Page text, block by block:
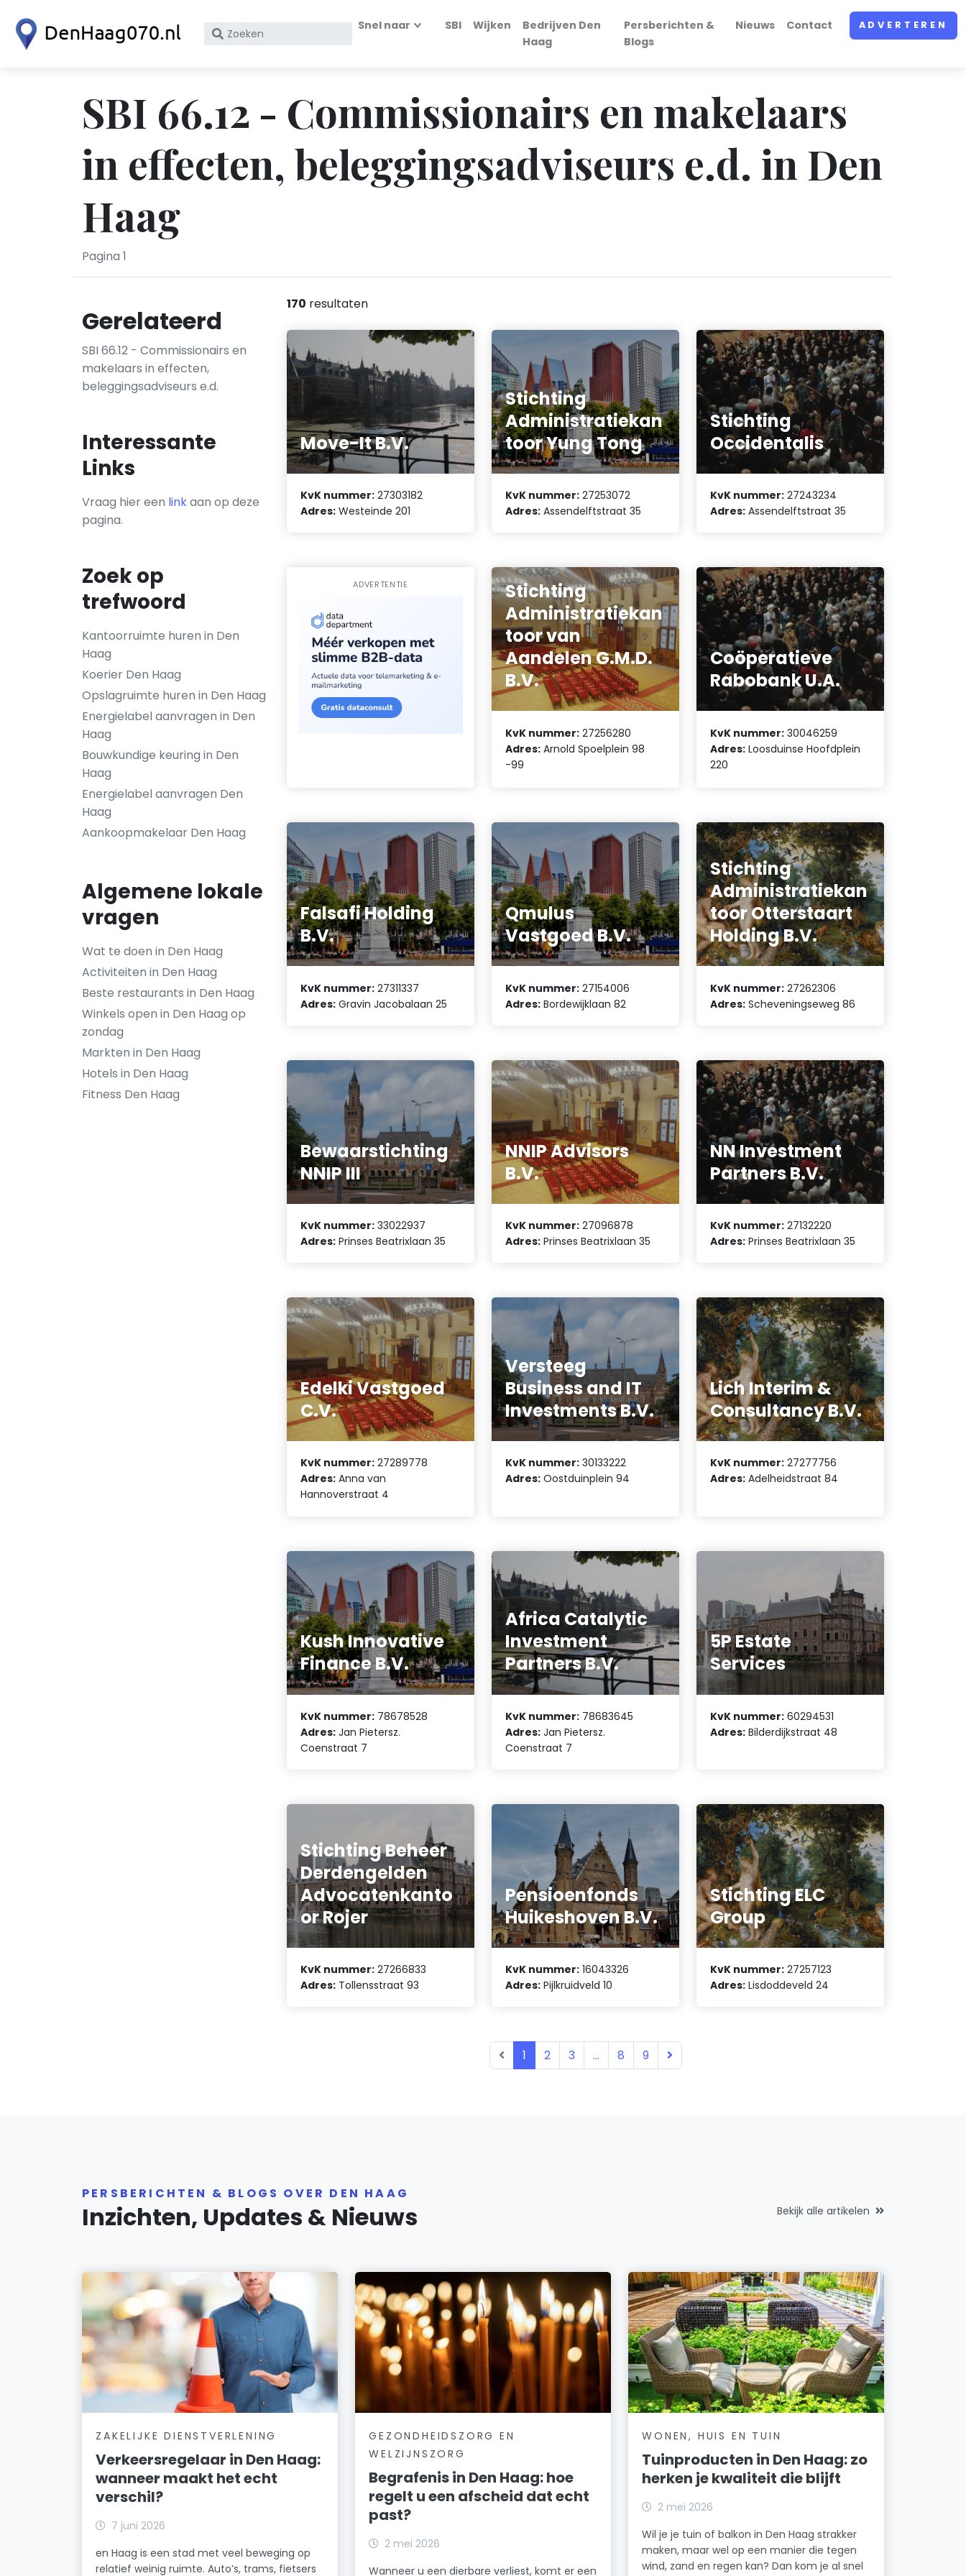
Zoek
KvK
nummer
Snel naar SBI Wijken
Bedrijven Den
Haag
Persberichten &
Blogs
Nieuws Contact ADVERTEREN
SBI 66.12 - Commissionairs en makelaars
in effecten, beleggingsadviseurs e.d. in Den
Haag
Pagina 1
Gerelateerd
SBI 66.12 - Commissionairs en
makelaars in effecten,
beleggingsadviseurs e.d.
Interessante
Links
Vraag hier een linkaan op deze
pagina.
Zoek op
trefwoord
Kantoorruimte huren in Den
Haag
Koerier Den Haag
Opslagruimte huren in Den Haag
Energielabel aanvragen in Den
Haag
Bouwkundige keuring in Den
Haag
Energielabel aanvragen Den
Haag
Aankoopmakelaar Den Haag
Algemene lokale
vragen
Wat te doen in Den Haag
Activiteiten in Den Haag
Beste restaurants in Den Haag
Winkels open in Den Haag op
zondag
Markten in Den Haag
Hotels in Den Haag
Fitness Den Haag
170 resultaten
Move-It B.V.
KvK nummer: 27303182
Adres: Westeinde 201
Stichting
Administratiekan
toor Yung Tong
KvK nummer: 27253072
Adres: Assendelftstraat 35
Stichting
Occidentalis
KvK nummer: 27243234
Adres: Assendelftstraat 35
ADVERTENTIE
Stichting
Administratiekan
toor van
Aandelen G.M.D.
B.V.
KvK nummer: 27256280
Adres: Arnold Spoelplein 98
-99
Coöperatieve
Rabobank U.A.
KvK nummer: 30046259
Adres: Loosduinse Hoofdplein
220
Falsafi Holding
B.V.
KvK nummer: 27311337
Adres: Gravin Jacobalaan 25
Qmulus
Vastgoed B.V.
KvK nummer: 27154006
Adres: Bordewijklaan 82
Stichting
Administratiekan
toor Otterstaart
Holding B.V.
KvK nummer: 27262306
Adres: Scheveningseweg 86
Bewaarstichting
NNIP III
KvK nummer: 33022937
Adres: Prinses Beatrixlaan 35
NNIP Advisors
B.V.
KvK nummer: 27096878
Adres: Prinses Beatrixlaan 35
NN Investment
Partners B.V.
KvK nummer: 27132220
Adres: Prinses Beatrixlaan 35
Edelki Vastgoed
C.V.
KvK nummer: 27289778
Adres: Anna van
Hannoverstraat 4
Versteeg
Business and IT
Investments B.V.
KvK nummer: 30133222
Adres: Oostduinplein 94
Lich Interim &
Consultancy B.V.
KvK nummer: 27277756
Adres: Adelheidstraat 84
Kush Innovative
Finance B.V.
KvK nummer: 78678528
Adres: Jan Pietersz.
Coenstraat 7
Africa Catalytic
Investment
Partners B.V.
KvK nummer: 78683645
Adres: Jan Pietersz.
Coenstraat 7
5P Estate
Services
KvK nummer: 60294531
Adres: Bilderdijkstraat 48
Stichting Beheer
Derdengelden
Advocatenkanto
or Rojer
KvK nummer: 27266833
Adres: Tollensstraat 93
Pensioenfonds
Huikeshoven B.V.
KvK nummer: 16043326
Adres: Pijlkruidveld 10
Stichting ELC
Group
KvK nummer: 27257123
Adres: Lisdoddeveld 24
1 2 3 ... 8 9
PERSBERICHTEN & BLOGS OVER DEN HAAG
Inzichten, Updates & Nieuws Bekijk alle artikelen
ZAKELIJKE DIENSTVERLENING
Verkeersregelaar in Den Haag:
wanneer maakt het echt
verschil?
7 juni 2026
en Haag is een stad met veel beweging op
relatief weinig ruimte. Auto’s, trams, fietsers
GEZONDHEIDSZORG EN
WELZIJNSZORG
Begrafenis in Den Haag: hoe
regelt u een afscheid dat echt
past?
2 mei 2026
Wanneer u een dierbare verliest, komt er een
WONEN, HUIS EN TUIN
Tuinproducten in Den Haag: zo
herken je kwaliteit die blijft
2 mei 2026
Wil je je tuin of balkon in Den Haag strakker
maken, maar wel op een manier die tegen
wind, zand en regen kan? Dan kom je al snel